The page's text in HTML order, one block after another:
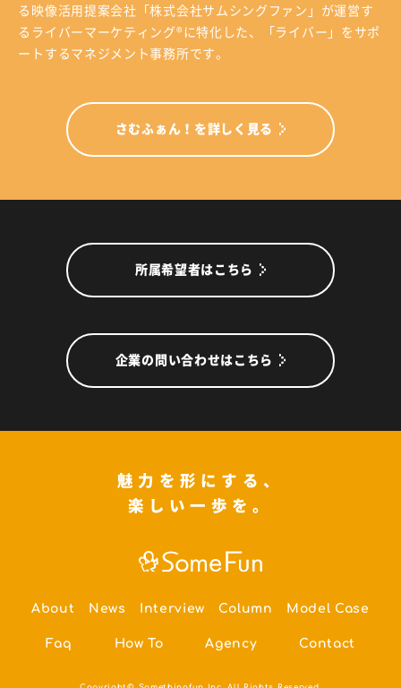
る 映像活用提案会社「株式会社サムシングファン」が運営す
る ライバーマーケティング®に特化した、「ライバー」をサポ
ートするマネジメント事務所です。
さむふぁん！を詳しく見る
所属希望者はこちら
企業の問い合わせはこちら
魅力を形にする、
楽しい一歩を。
About News Interview Column Model Case
Faq How To Agency Contact